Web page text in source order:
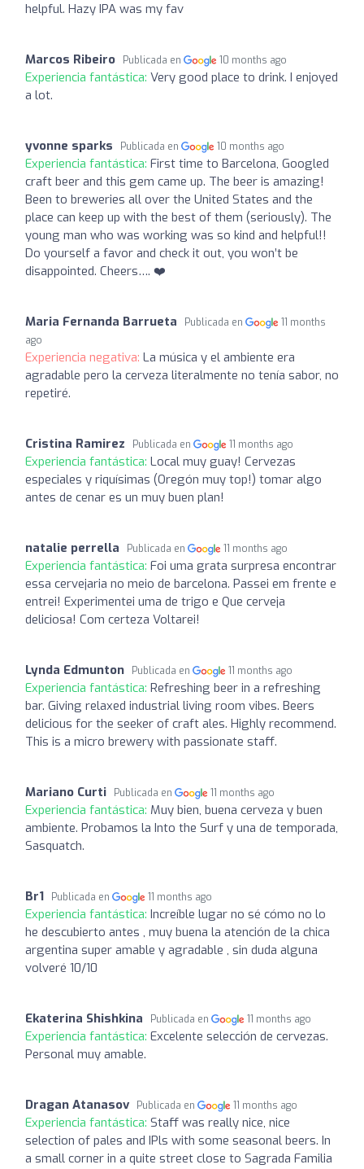
helpful. Hazy IPA was my fav
Marcos Ribeiro Publicada en 10 months ago
Experiencia fantástica: Very good place to drink. I enjoyed
a lot.
yvonne sparks Publicada en 10 months ago
Experiencia fantástica: First time to Barcelona, Googled
craft beer and this gem came up. The beer is amazing!
Been to breweries all over the United States and the
place can keep up with the best of them (seriously). The
young man who was working was so kind and helpful!!
Do yourself a favor and check it out, you won’t be
disappointed. Cheers…. ❤️
Maria Fernanda Barrueta Publicada en
11 months
ago
Experiencia negativa: La música y el ambiente era
agradable pero la cerveza literalmente no tenía sabor, no
repetiré.
Cristina Ramirez Publicada en 11 months ago
Experiencia fantástica: Local muy guay! Cervezas
especiales y riquísimas (Oregón muy top!) tomar algo
antes de cenar es un muy buen plan!
natalie perrella Publicada en 11 months ago
Experiencia fantástica: Foi uma grata surpresa encontrar
essa cervejaria no meio de barcelona. Passei em frente e
entrei! Experimentei uma de trigo e Que cerveja
deliciosa! Com certeza Voltarei!
Lynda Edmunton Publicada en 11 months ago
Experiencia fantástica: Refreshing beer in a refreshing
bar. Giving relaxed industrial living room vibes. Beers
delicious for the seeker of craft ales. Highly recommend.
This is a micro brewery with passionate staff.
Mariano Curti Publicada en 11 months ago
Experiencia fantástica: Muy bien, buena cerveza y buen
ambiente. Probamos la Into the Surf y una de temporada,
Sasquatch.
Br1 Publicada en 11 months ago
Experiencia fantástica: Increíble lugar no sé cómo no lo
he descubierto antes , muy buena la atención de la chica
argentina super amable y agradable , sin duda alguna
volveré 10/10
Ekaterina Shishkina Publicada en 11 months ago
Experiencia fantástica: Excelente selección de cervezas.
Personal muy amable.
Dragan Atanasov Publicada en 11 months ago
Experiencia fantástica: Staff was really nice, nice
selection of pales and IPls with some seasonal beers. In
a small corner in a quite street close to Sagrada Familia